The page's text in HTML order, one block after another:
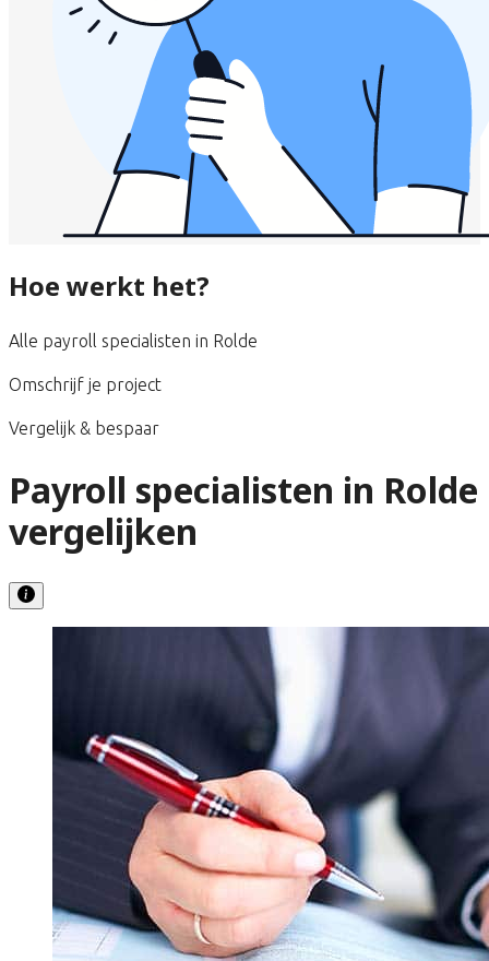
Hoe werkt het?
Alle payroll specialisten in Rolde
Omschrijf je project
Vergelijk & bespaar
Payroll specialisten in Rolde
vergelijken